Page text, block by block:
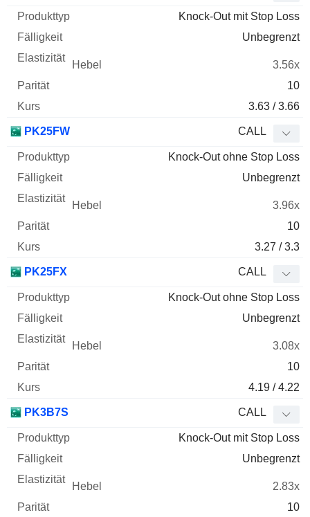
Knock-Out mit Stop Loss
Unbegrenzt
3.56x
10
3.63 / 3.66
PK25FW CALL
Knock-Out ohne Stop Loss
Unbegrenzt
3.96x
10
3.27 / 3.3
PK25FX CALL
Knock-Out ohne Stop Loss
Unbegrenzt
3.08x
10
4.19 / 4.22
PK3B7S CALL
Knock-Out mit Stop Loss
Unbegrenzt
2.83x
10